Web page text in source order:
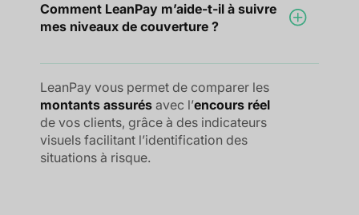
Comment LeanPay m’aide-t-il à suivre
mes niveaux de couverture ?
LeanPay vous permet de comparer les
montants assurés avec l’encours réel
de vos clients, grâce à des indicateurs
visuels facilitant l’identification des
situations à risque.